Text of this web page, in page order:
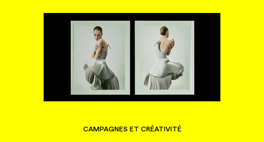
CAMPAGNES ET CRÉATIVITÉ